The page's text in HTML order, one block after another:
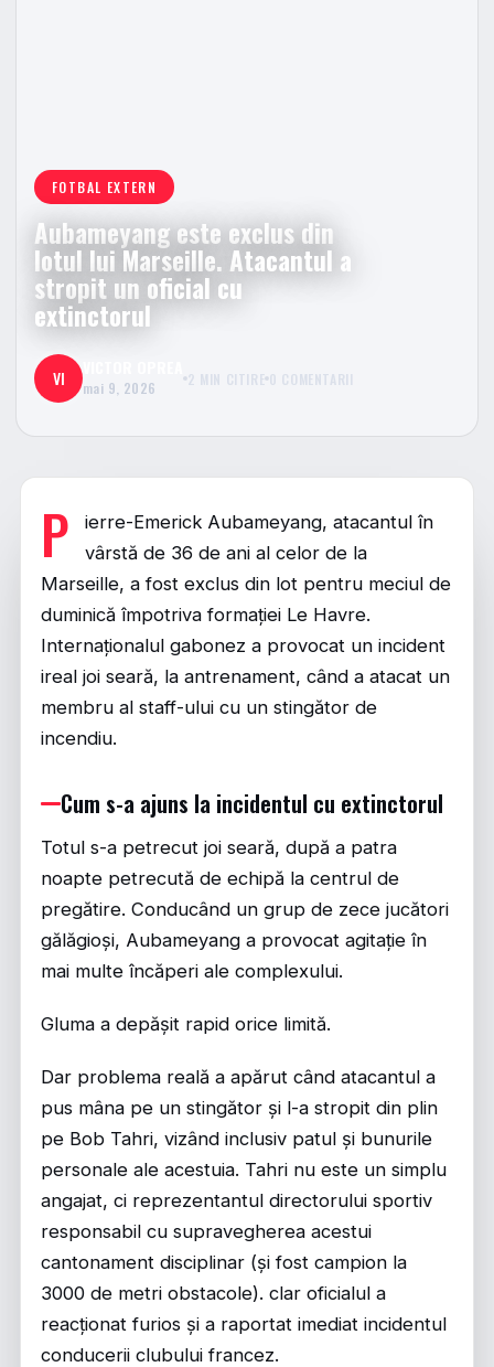
FOTBAL EXTERN
Aubameyang este exclus din
lotul lui Marseille. Atacantul a
stropit un oficial cu
extinctorul
VI mai 9, 2026 2 MIN CITIRE 0 COMENTARII
P
ierre-Emerick Aubameyang, atacantul în
vârstă de 36 de ani al celor de la
Marseille, a fost exclus din lot pentru meciul de
duminică împotriva formației Le Havre.
Internaționalul gabonez a provocat un incident
ireal joi seară, la antrenament, când a atacat un
membru al staff-ului cu un stingător de
incendiu.
Cum s-a ajuns la incidentul cu extinctorul
Totul s-a petrecut joi seară, după a patra
noapte petrecută de echipă la centrul de
pregătire. Conducând un grup de zece jucători
gălăgioși, Aubameyang a provocat agitație în
mai multe încăperi ale complexului.
Gluma a depășit rapid orice limită.
Dar problema reală a apărut când atacantul a
pus mâna pe un stingător și l-a stropit din plin
pe Bob Tahri, vizând inclusiv patul și bunurile
personale ale acestuia. Tahri nu este un simplu
angajat, ci reprezentantul directorului sportiv
responsabil cu supravegherea acestui
cantonament disciplinar (și fost campion la
3000 de metri obstacole). clar oficialul a
reacționat furios și a raportat imediat incidentul
conducerii clubului francez.